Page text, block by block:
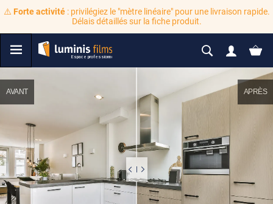
⚠️ Forte activité: privilégiez le "mètre linéaire" pour une livraison rapide.
Délais détaillés sur la fiche produit.
AVANT APRÈS